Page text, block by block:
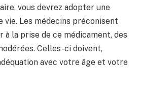
vous devrez adopter une
vie. Les médecins préconisent
à la prise de ce médicament, des
Celles-ci doivent,
avec votre âge et votre